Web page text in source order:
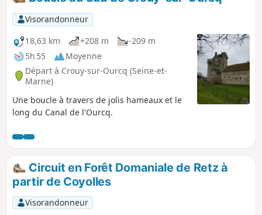
Visorandonneur
18,63 km
+208 m
-209 m
5h 55
Moyenne
Départ à Crouy-sur-Ourcq (Seine-et-
Marne)
Une boucle à travers de jolis hameaux et le
long du Canal de l'Ourcq.
Circuit en Forêt Domaniale de Retz à
partir de Coyolles
Visorandonneur